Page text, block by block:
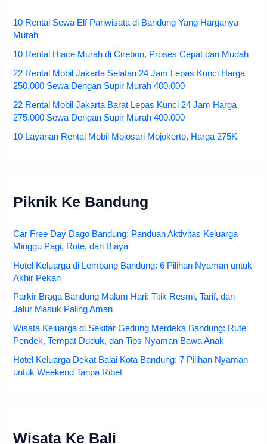
10 Rental Sewa Elf Pariwisata di Bandung Yang Harganya
Murah
10 Rental Hiace Murah di Cirebon, Proses Cepat dan Mudah
22 Rental Mobil Jakarta Selatan 24 Jam Lepas Kunci Harga
250.000 Sewa Dengan Supir Murah 400.000
22 Rental Mobil Jakarta Barat Lepas Kunci 24 Jam Harga
275.000 Sewa Dengan Supir Murah 400.000
10 Layanan Rental Mobil Mojosari Mojokerto, Harga 275K
Piknik Ke Bandung
Car Free Day Dago Bandung: Panduan Aktivitas Keluarga
Minggu Pagi, Rute, dan Biaya
Hotel Keluarga di Lembang Bandung: 6 Pilihan Nyaman untuk
Akhir Pekan
Parkir Braga Bandung Malam Hari: Titik Resmi, Tarif, dan
Jalur Masuk Paling Aman
Wisata Keluarga di Sekitar Gedung Merdeka Bandung: Rute
Pendek, Tempat Duduk, dan Tips Nyaman Bawa Anak
Hotel Keluarga Dekat Balai Kota Bandung: 7 Pilihan Nyaman
untuk Weekend Tanpa Ribet
Wisata Ke Bali